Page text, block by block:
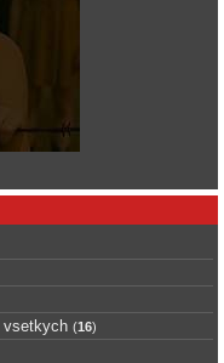
vsetkych (16)